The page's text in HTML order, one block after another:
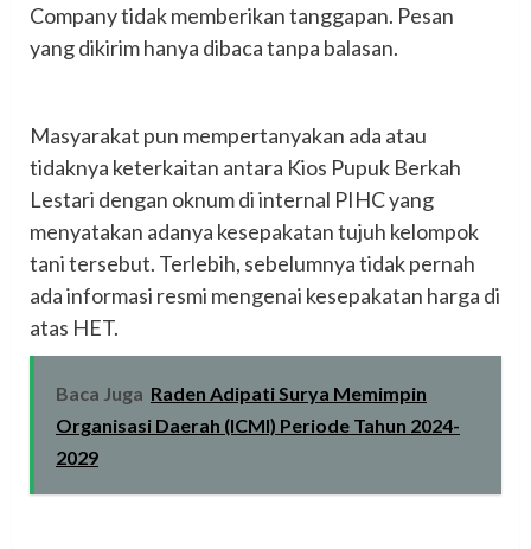
Company tidak memberikan tanggapan. Pesan
yang dikirim hanya dibaca tanpa balasan.
‎Masyarakat pun mempertanyakan ada atau
tidaknya keterkaitan antara Kios Pupuk Berkah
Lestari dengan oknum di internal PIHC yang
menyatakan adanya kesepakatan tujuh kelompok
tani tersebut. Terlebih, sebelumnya tidak pernah
ada informasi resmi mengenai kesepakatan harga di
atas HET.
Baca Juga Raden Adipati Surya Memimpin
Organisasi Daerah (ICMI) Periode Tahun 2024-
2029